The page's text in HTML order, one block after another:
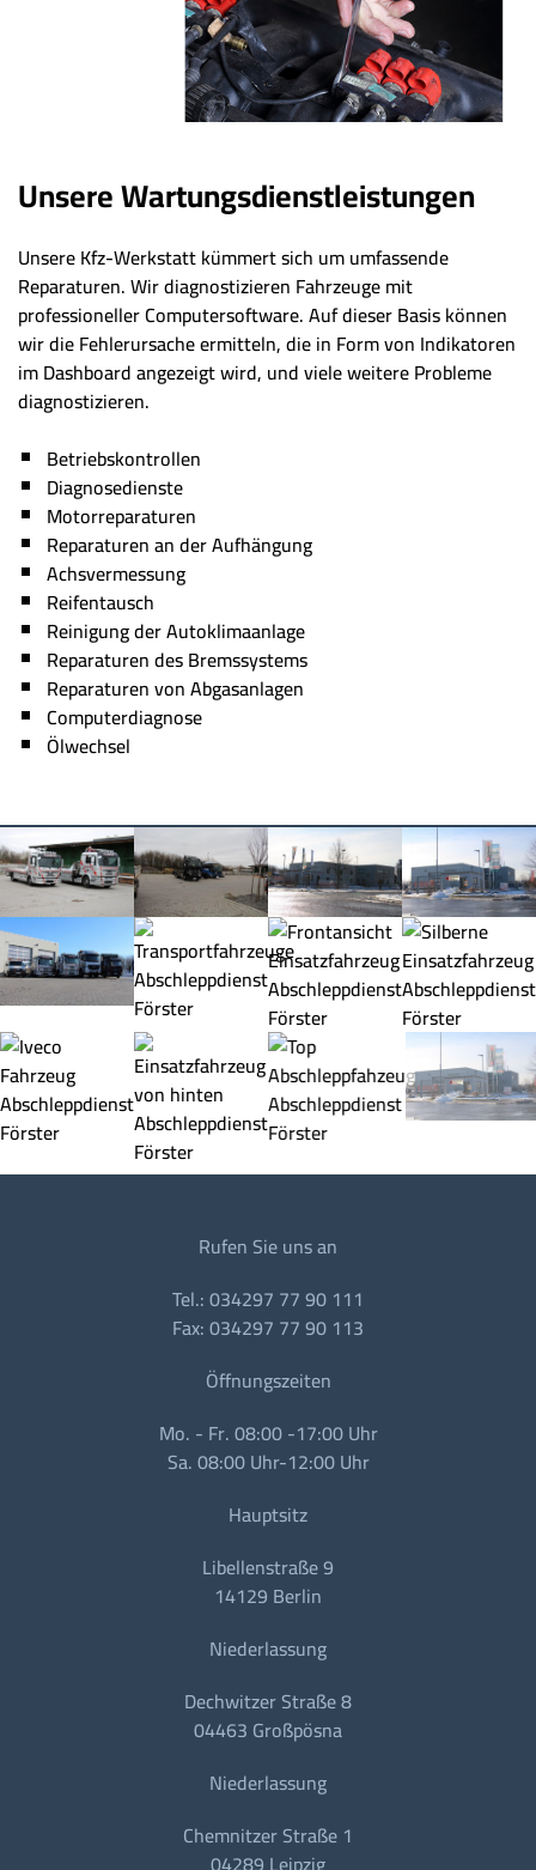
Unsere Wartungsdienstleistungen
Unsere Kfz-Werkstatt kümmert sich um umfassende
Reparaturen. Wir diagnostizieren Fahrzeuge mit
professioneller Computersoftware. Auf dieser Basis können
wir die Fehlerursache ermitteln, die in Form von Indikatoren
im Dashboard angezeigt wird, und viele weitere Probleme
diagnostizieren.
Betriebskontrollen
Diagnosedienste
Motorreparaturen
Reparaturen an der Aufhängung
Achsvermessung
Reifentausch
Reinigung der Autoklimaanlage
Reparaturen des Bremssystems
Reparaturen von Abgasanlagen
Computerdiagnose
Ölwechsel
Rufen Sie uns an
Tel.: 034297 77 90 111
Fax: 034297 77 90 113
Öffnungszeiten
Mo. - Fr. 08:00 -17:00 Uhr
Sa. 08:00 Uhr-12:00 Uhr
Hauptsitz
Libellenstraße 9
14129 Berlin
Niederlassung
Dechwitzer Straße 8
04463 Großpösna
Niederlassung
Chemnitzer Straße 1